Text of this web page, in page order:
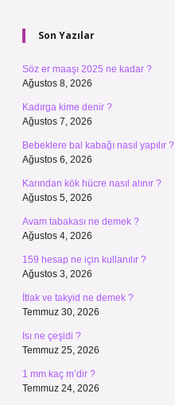
Son Yazılar
Söz er maaşı 2025 ne kadar ?
Ağustos 8, 2026
Kadırga kime denir ?
Ağustos 7, 2026
Bebeklere bal kabağı nasıl yapılır ?
Ağustos 6, 2026
Karından kök hücre nasıl alınır ?
Ağustos 5, 2026
Avam tabakası ne demek ?
Ağustos 4, 2026
159 hesap ne için kullanılır ?
Ağustos 3, 2026
İtlak ve takyid ne demek ?
Temmuz 30, 2026
Isı ne çeşidi ?
Temmuz 25, 2026
1 mm kaç m’dir ?
Temmuz 24, 2026